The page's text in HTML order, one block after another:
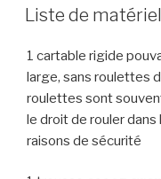
LE
Liste de
1 cartable rigide
large, sans roulettes
roulettes sont
le droit de rouler
raisons de sécurité